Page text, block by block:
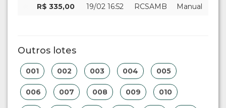
R$ 335,00 19/02 16:52 RCSAMB Manual
Outros lotes
001 002 003 004 005
006 007 008 009 010